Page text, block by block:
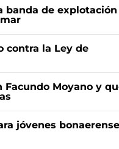
banda de
contra la Ley de
Moyano y
jóvenes